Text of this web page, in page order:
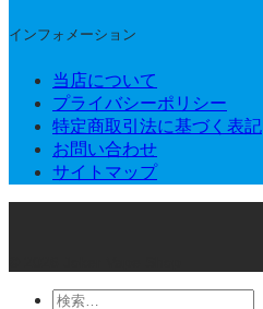
インフォメーション
当店について
プライバシーポリシー
特定商取引法に基づく表記
お問い合わせ
サイトマップ
検